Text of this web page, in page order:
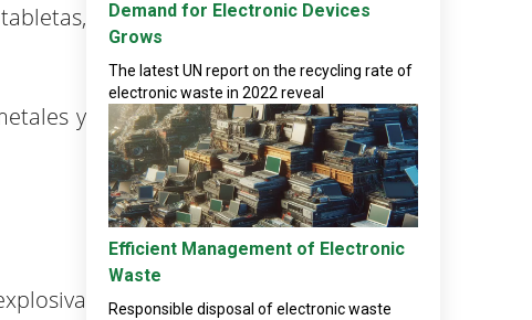
y
Demand for Electronic Devices
Grows
The latest UN report on the recycling rate of
electronic waste in 2022 reveal
Efficient Management of Electronic
Waste
Responsible disposal of electronic waste